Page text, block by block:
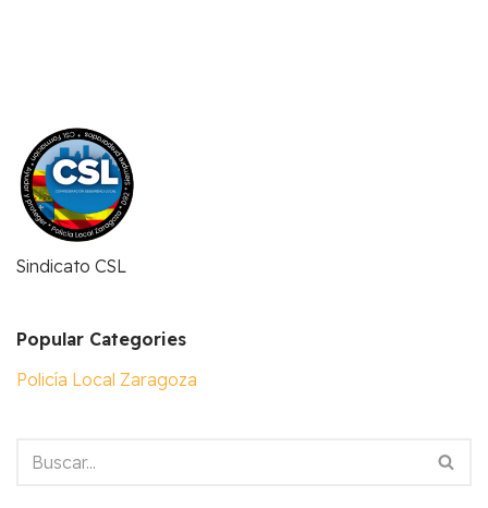
Sindicato CSL
Popular Categories
Policía Local Zaragoza